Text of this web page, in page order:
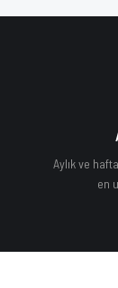
Aylık ve
en